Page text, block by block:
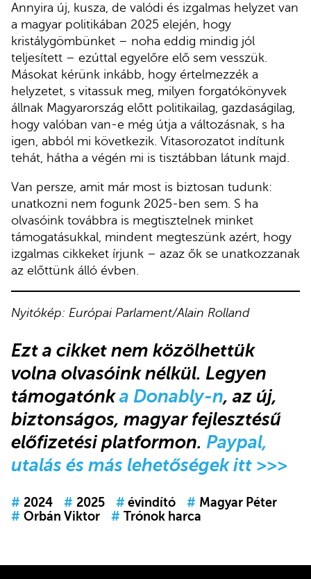
Annyira új, kusza, de valódi és izgalmas helyzet van
a magyar politikában 2025 elején, hogy
kristálygömbünket – noha eddig mindig jól
teljesített – ezúttal egyelőre elő sem vesszük.
Másokat kérünk inkább, hogy értelmezzék a
helyzetet, s vitassuk meg, milyen forgatókönyvek
állnak Magyarország előtt politikailag, gazdaságilag,
hogy valóban van-e még útja a változásnak, s ha
igen, abból mi következik. Vitasorozatot indítunk
tehát, hátha a végén mi is tisztábban látunk majd.
Van persze, amit már most is biztosan tudunk:
unatkozni nem fogunk 2025-ben sem. S ha
olvasóink továbbra is megtisztelnek minket
támogatásukkal, mindent megteszünk azért, hogy
izgalmas cikkeket írjunk – azaz ők se unatkozzanak
az előttünk álló évben.
Nyitókép: Európai Parlament/Alain Rolland
Ezt a cikket nem közölhettük
volna olvasóink nélkül. Legyen
támogatónka Donably-n, az új,
biztonságos, magyar fejlesztésű
előfizetési platformon. Paypal,
utalás és más lehetőségek itt >>>
# 2024 # 2025 # évindító # Magyar Péter
# Orbán Viktor # Trónok harca